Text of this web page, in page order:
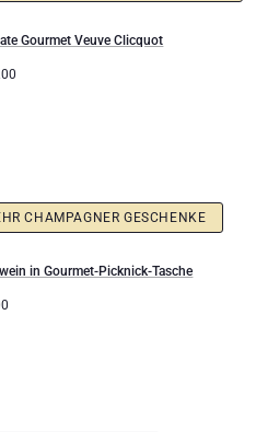
Gourmet Veuve Clicquot
CHAMPAGNER GESCHENKE
in Gourmet-Picknick-Tasche